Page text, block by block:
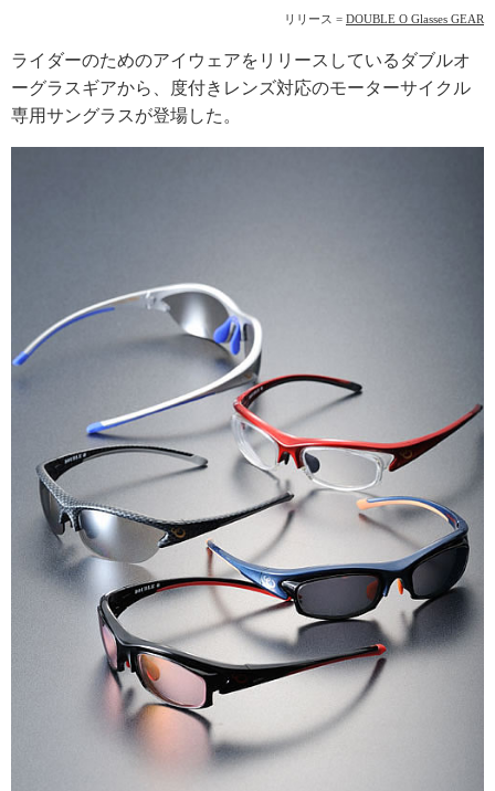
リリース = DOUBLE O Glasses GEAR
ライダーのためのアイウェアをリリースしているダブルオ
ーグラスギアから、度付きレンズ対応のモーターサイクル
専用サングラスが登場した。